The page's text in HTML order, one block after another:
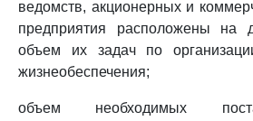
ведомств, акционерных и
предприятия расположены на
объем их задач по
жизнеобеспечения;
объем необходимых